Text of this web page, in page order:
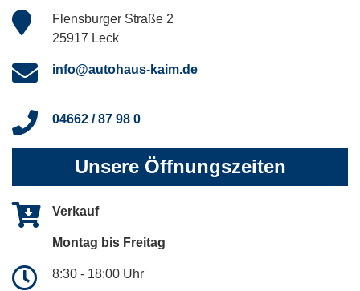
Flensburger Straße 2
25917 Leck
info@autohaus-kaim.de
04662 / 87 98 0
Unsere Öffnungszeiten
Verkauf
Montag bis Freitag
8:30 - 18:00 Uhr